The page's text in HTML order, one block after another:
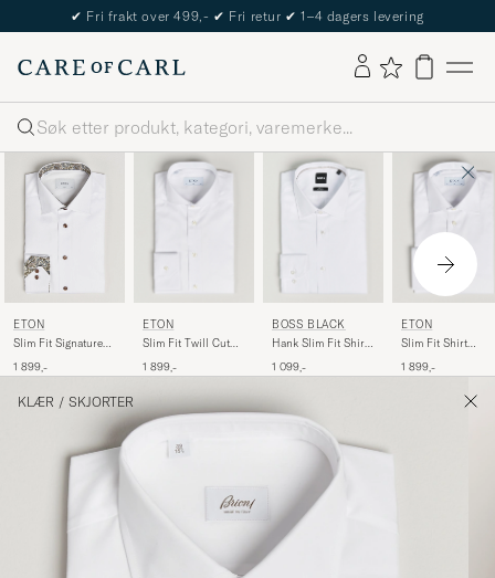
✔ Fri frakt over 499,- ✔ Fri retur ✔ 1–4 dagers levering
Søk
ETON
Slim Fit Signature
White
1 899,-
ETON
Slim Fit Twill Cut
1 899,-
BOSS BLACK
Hank Slim Fit Shirt
1 099,-
ETON
Slim Fit Shirt
1 899,-
KLÆR / SKJORTER